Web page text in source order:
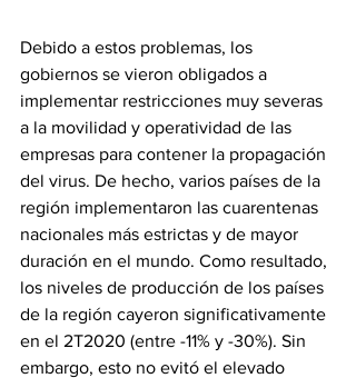
Debido a estos problemas, los
gobiernos se vieron obligados a
implementar restricciones muy severas
a la movilidad y operatividad de las
empresas para contener la propagación
del virus. De hecho, varios países de la
región implementaron las cuarentenas
nacionales más estrictas y de mayor
duración en el mundo. Como resultado,
los niveles de producción de los países
de la región cayeron significativamente
en el 2T2020 (entre -11% y -30%). Sin
embargo, esto no evitó el elevado